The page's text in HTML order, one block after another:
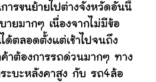
รขนย้ายไปต่างจังหวัดอันนี้
ายมากๆ เนื่องจากไม่มีข้อ
ด้ตลอดตั้งแต่เช้าไปจนถึง
าต้องการรถด่วนมากๆ ทาง
ระบะหลังคาสูง กับ รถ4ล้อ